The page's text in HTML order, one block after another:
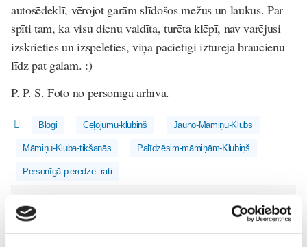
autosēdeklī, vērojot garām slīdošos mežus un laukus. Par
spīti tam, ka visu dienu valdīta, turēta klēpī, nav varējusi
izskrieties un izspēlēties, viņa pacietīgi izturēja braucienu
līdz pat galam. :)
P. P. S. Foto no personīgā arhīva.
Blogi Ceļojumu-klubiņš Jauno-Māmiņu-Klubs
Māmiņu-Kluba-tikšanās Palīdzēsim-māmiņām-Klubiņš
Personīgā-pieredze:-rati
Lasi vēl